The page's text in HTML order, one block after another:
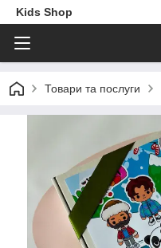
Kids Shop
Товари та послуги